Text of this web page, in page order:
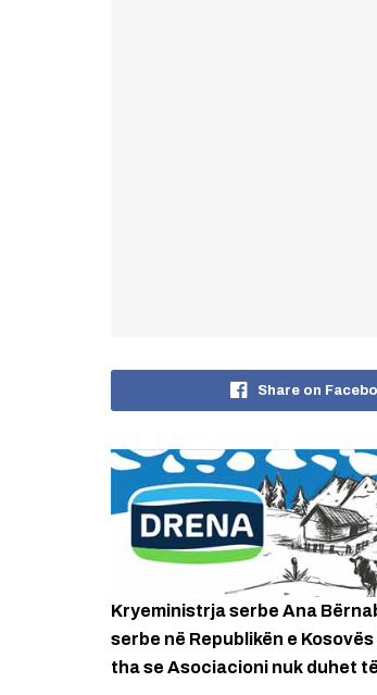
Share on
Kryeministrja serbe Ana
serbe në Republikën e
tha se Asociacioni nuk duhet